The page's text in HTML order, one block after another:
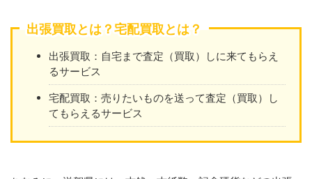
出張買取とは？宅配買取とは？
出張買取：自宅まで査定（買取）しに来てもらえ
るサービス
宅配買取：売りたいものを送って査定（買取）し
てもらえるサービス